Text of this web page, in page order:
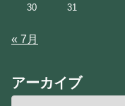
30
31
« 7月
アーカイブ